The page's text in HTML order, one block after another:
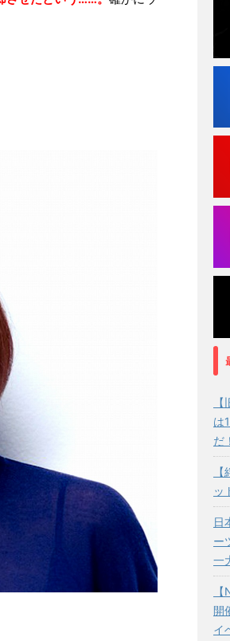
は
だ
ッ
日
ー
一
開
イ